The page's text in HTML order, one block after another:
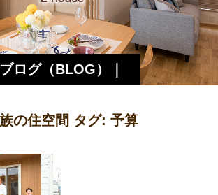
ブログ（BLOG）｜
エルハウス
の住空間 タグ: 予算